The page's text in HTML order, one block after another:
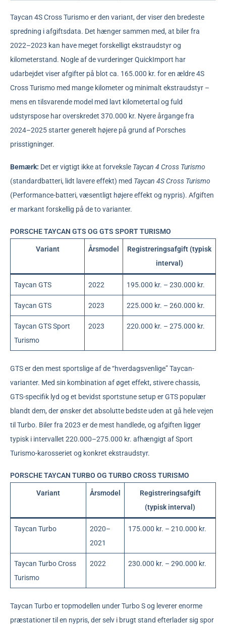
Taycan 4S Cross Turismo er den variant, der viser den bredeste
spredning i afgiftsdata. Det hænger sammen med, at biler fra
2022–2023 kan have meget forskelligt ekstraudstyr og
kilometerstand. Nogle af de vurderinger QuickImport har
udarbejdet viser afgifter på blot ca. 165.000 kr. for en ældre 4S
Cross Turismo med mange kilometer og minimalt ekstraudstyr –
mens en tilsvarende model med lavt kilometertal og fuld
udstyrspose har overskredet 370.000 kr. Nyere årgange fra
2024–2025 starter generelt højere på grund af Porsches
prisstigninger.
Bemærk: Det er vigtigt ikke at forveksle Taycan 4 Cross Turismo
(standardbatteri, lidt lavere effekt) med Taycan 4S Cross Turismo
(Performance-batteri, væsentligt højere effekt og nypris). Afgiften
er markant forskellig på de to varianter.
PORSCHE TAYCAN GTS OG GTS SPORT TURISMO
Variant Årsmodel
Registreringsafgift (typisk
interval)
Taycan GTS 2022 195.000 kr. – 230.000 kr.
Taycan GTS 2023 225.000 kr. – 260.000 kr.
Taycan GTS Sport
Turismo
2023 220.000 kr. – 275.000 kr.
GTS er den mest sportslige af de “hverdagsvenlige” Taycan-
varianter. Med sin kombination af øget effekt, stivere chassis,
GTS-specifik lyd og et bevidst sportstune setup er GTS populær
blandt dem, der ønsker det absolutte bedste uden at gå hele vejen
til Turbo. Biler fra 2023 er de mest handlede, og afgiften ligger
typisk i intervallet 220.000–275.000 kr. afhængigt af Sport
Turismo-karosseriet og konkret ekstraudstyr.
PORSCHE TAYCAN TURBO OG TURBO CROSS TURISMO
Variant Årsmodel
Registreringsafgift
(typisk interval)
Taycan Turbo
2020–
2021
175.000 kr. – 210.000 kr.
Taycan Turbo Cross
Turismo
2022 230.000 kr. – 290.000 kr.
Taycan Turbo er topmodellen under Turbo S og leverer enorme
præstationer til en nypris, der selv i brugt stand efterlader sig spor